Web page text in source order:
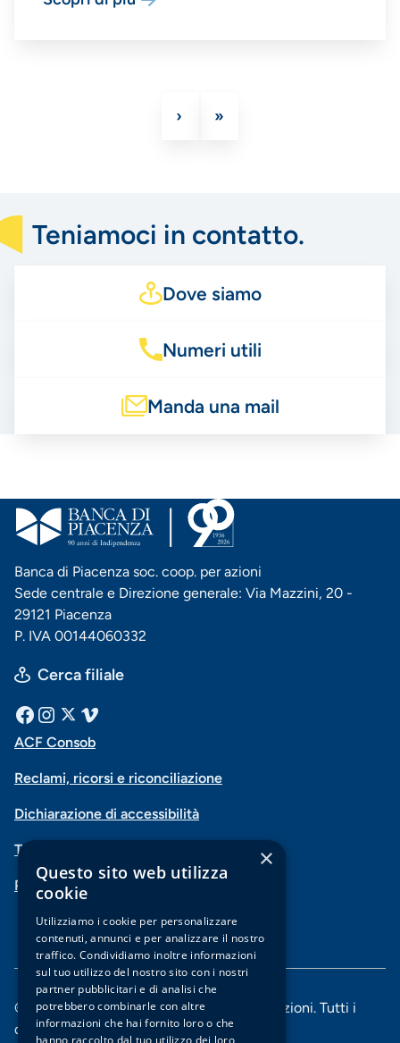
Pagina
›
Ultima
»
Teniamoci in contatto.
Dove siamo
Numeri utili
Manda una mail
Banca di Piacenza soc. coop. per azioni
Sede centrale e Direzione generale: Via Mazzini, 20 -
29121 Piacenza
P. IVA 00144060332
Cerca filiale
Menu
social
Facebook
InstagramVimeo
Menu
navigazione
piè
di
pagina
ACF Consob
Reclami, ricorsi e riconciliazione
Dichiarazione di accessibilità
Trasparenza
PSD2-Open Banking
© 2025 Banca di Piacenza soc. coop. per azioni. Tutti i
diritti riservati.
×
Questo sito web utilizza
cookie
Utilizziamo i cookie per personalizzare
contenuti, annunci e per analizzare il nostro
traffico. Condividiamo inoltre informazioni
sul tuo utilizzo del nostro sito con i nostri
partner pubblicitari e di analisi che
potrebbero combinarle con altre
informazioni che hai fornito loro o che
hanno raccolto dal tuo utilizzo dei loro